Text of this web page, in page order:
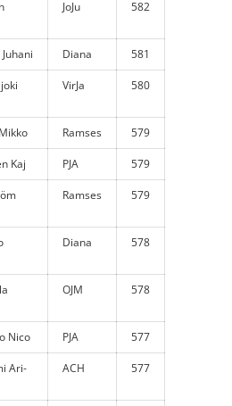
JoJu 582
Diana 581
VirJa 580
Ramses 579
Kaj PJA 579
Ramses 579
Diana 578
OJM 578
Nico PJA 577
Ari-
ACH 577